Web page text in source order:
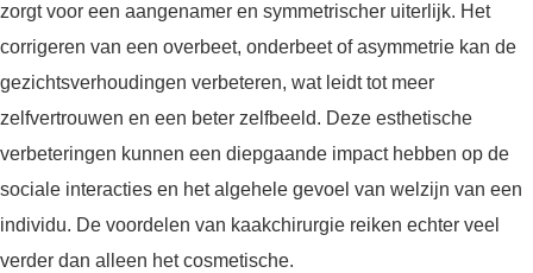
zorgt voor een aangenamer en symmetrischer uiterlijk. Het
corrigeren van een overbeet, onderbeet of asymmetrie kan de
gezichtsverhoudingen verbeteren, wat leidt tot meer
zelfvertrouwen en een beter zelfbeeld. Deze esthetische
verbeteringen kunnen een diepgaande impact hebben op de
sociale interacties en het algehele gevoel van welzijn van een
individu. De voordelen van kaakchirurgie reiken echter veel
verder dan alleen het cosmetische.